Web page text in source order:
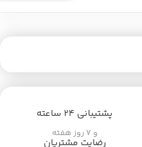
پشتیبانی ۲۴ ساعته
و ۷ روز هفته
رضایت مشتریان